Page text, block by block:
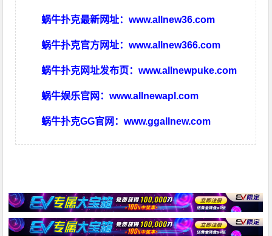
蜗牛扑克最新网址：www.allnew36.com
蜗牛扑克官方网址：www.allnew366.com
蜗牛扑克网址发布页：www.allnewpuke.com
蜗牛娱乐官网：www.allnewapl.com
蜗牛扑克GG官网：www.ggallnew.com